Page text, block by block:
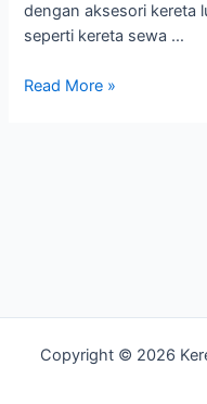
dengan aksesori kereta
seperti kereta sewa …
Kereta
Read More »
Copyright © 2026